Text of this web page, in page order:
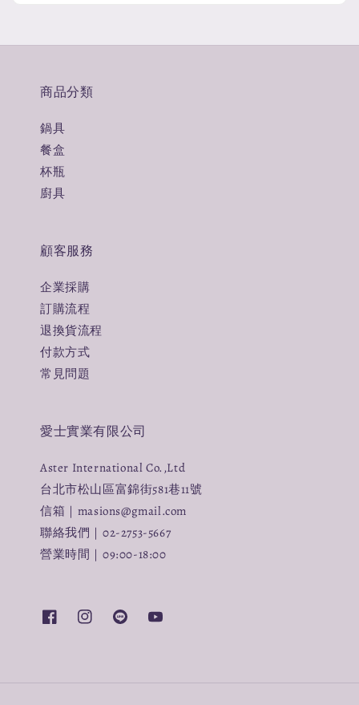
商品分類
鍋具
餐盒
杯瓶
廚具
顧客服務
企業採購
訂購流程
退換貨流程
付款方式
常見問題
愛士實業有限公司
Aster International Co.,Ltd
台北市松山區富錦街581巷11號
信箱｜masions@gmail.com
聯絡我們｜02-2753-5667
營業時間｜09:00-18:00